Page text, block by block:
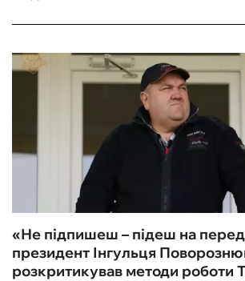
«Не підпишеш – підеш на
президент Інгульця
розкритикував методи роботи